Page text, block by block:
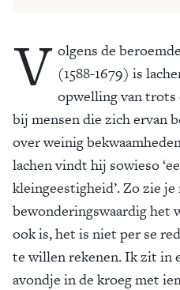
V olgens de
(1588-1679) is
opwelling van trots
bij mensen die zich ervan
over weinig
lachen vindt hij sowieso
kleingeestigheid’. Zo zie je
bewonderingswaardig het
ook is, het is niet per se
te willen rekenen. Ik zit in
avondje in de kroeg met